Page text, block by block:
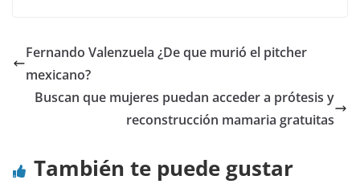
Fernando Valenzuela ¿De que murió el pitcher
mexicano?
Buscan que mujeres puedan acceder a prótesis y
reconstrucción mamaria gratuitas
También te puede gustar